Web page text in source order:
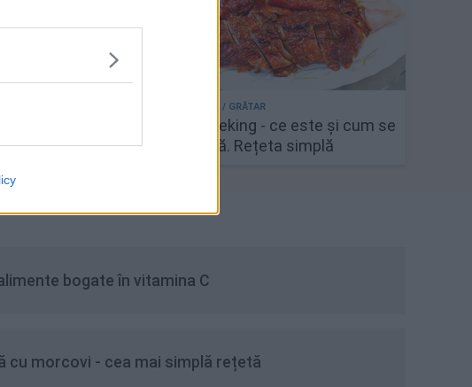
Rață Peking - ce este și cum se
prepară. Rețeta simplă
bogate în vitamina C
cu morcovi - cea mai simplă rețetă